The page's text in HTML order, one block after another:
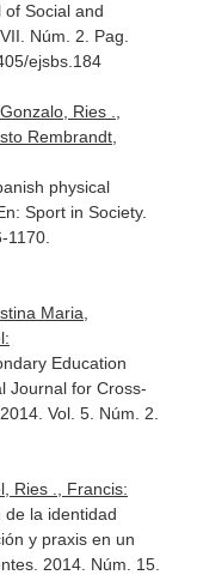
Social and
Núm. 2. Pag.
ejsbs.184
Ries .,
Rembrandt,
physical
Sport in Society.
1170.
Maria,
Education
Journal for Cross-
. 2014. Vol. 5. Núm. 2.
Ries ., Francis:
de la identidad
y praxis en un
. 2014. Núm. 15.